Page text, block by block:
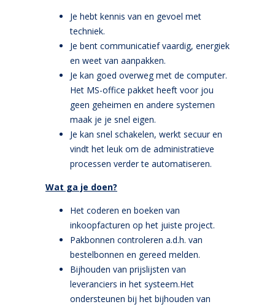
Je hebt kennis van en gevoel met
techniek.
Je bent communicatief vaardig, energiek
en weet van aanpakken.
Je kan goed overweg met de computer.
Het MS-office pakket heeft voor jou
geen geheimen en andere systemen
maak je je snel eigen.
Je kan snel schakelen, werkt secuur en
vindt het leuk om de administratieve
processen verder te automatiseren.
Wat ga je doen?
Het coderen en boeken van
inkoopfacturen op het juiste project.
Pakbonnen controleren a.d.h. van
bestelbonnen en gereed melden.
Bijhouden van prijslijsten van
leveranciers in het systeem.Het
ondersteunen bij het bijhouden van